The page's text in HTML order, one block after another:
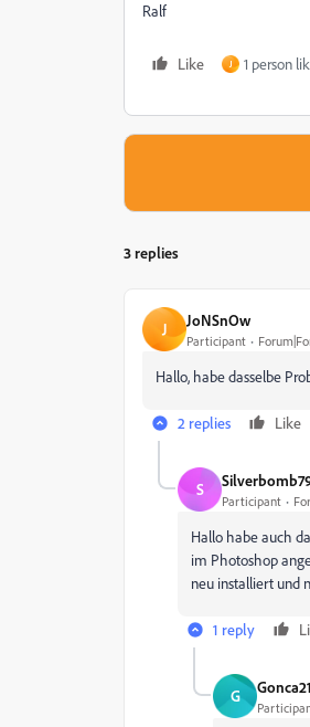
Ralf
Like J 1 person
3 replies
J JoNSnOw
Participant
Hallo, habe dasselbe
2 replies Like
S
Participant
Hallo habe auch
im Photoshop
neu installiert und
1 reply
G